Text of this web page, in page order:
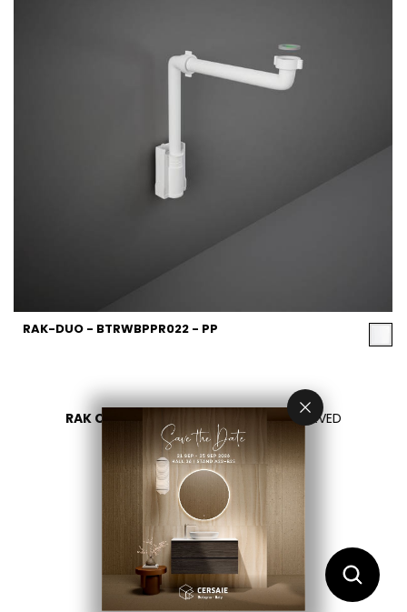
RAK-DUO - BTRWBPPR022 - PP
RAK CERAMICS 2026 - ALL RIGHTS RESERVED
PRIVACY
CONTACT US
اختر بلدك
AR
EN FR